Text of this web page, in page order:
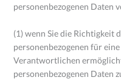
personenbezogenen Daten
(1) wenn Sie die Richtigkeit
personenbezogenen für
Verantwortlichen
personenbezogenen Daten